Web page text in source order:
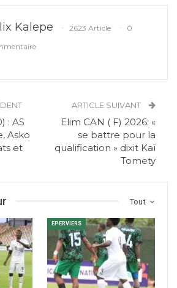
Kalepe 2623 Article
0
: AS
Asko
et
ARTICLE SUIVANT
Elim CAN ( F) 2026: «
se battre pour la
qualification » dixit Kaï
Tomety
Tout
EPERVIERS